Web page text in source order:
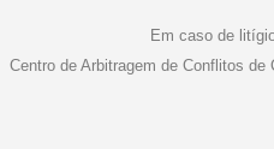
Em caso de
Centro de Arbitragem de Conflitos